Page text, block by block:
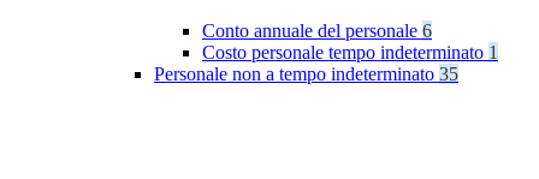
Conto annuale del personale 6
Costo personale tempo indeterminato 1
Personale non a tempo indeterminato 35